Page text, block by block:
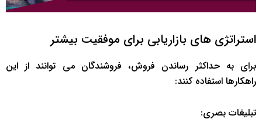
استراتژی های بازاریابی برای موفقیت بیشتر
برای به حداکثر رساندن فروش، فروشندگان می توانند از این
راهکارها استفاده کنند:
تبلیغات بصری: